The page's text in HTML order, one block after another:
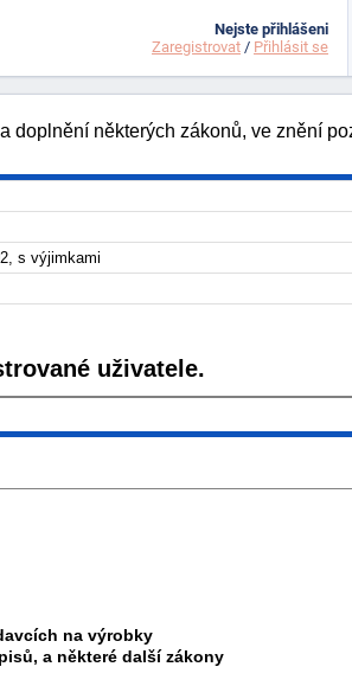
doplnění některých zákonů, ve znění
s výjimkami
uživatele.
na výrobky
a některé další zákony
Nejste přihlášeni
Zaregistrovat / Přihlásit se